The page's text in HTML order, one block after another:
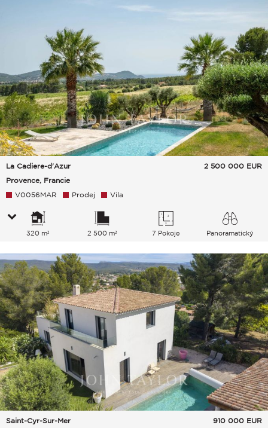
La Cadiere-d'Azur
Provence, Francie
2 500 000 EUR
V0056MAR Prodej Vila
320 m² 2 500 m² 7 Pokoje
Panoramatický
Saint-Cyr-Sur-Mer
910 000 EUR